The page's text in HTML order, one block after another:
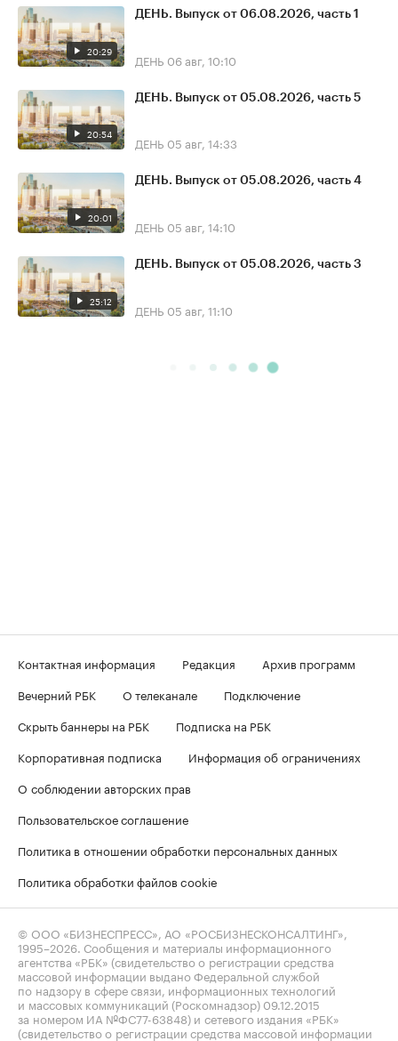
20:29
ДЕНЬ. Выпуск от 06.08.2026, часть 1
ДЕНЬ 06 авг, 10:10
20:54
ДЕНЬ. Выпуск от 05.08.2026, часть 5
ДЕНЬ 05 авг, 14:33
20:01
ДЕНЬ. Выпуск от 05.08.2026, часть 4
ДЕНЬ 05 авг, 14:10
25:12
ДЕНЬ. Выпуск от 05.08.2026, часть 3
ДЕНЬ 05 авг, 11:10
Контактная информация Редакция
Архив программ
Вечерний РБК
О телеканале
Подключение
Скрыть баннеры на РБК
Подписка на РБК
Корпоративная подписка
Информация об ограничениях
О соблюдении авторских прав
Пользовательское соглашение
Политика в отношении обработки персональных данных
Политика обработки файлов cookie
© ООО «БИЗНЕСПРЕСС», АО «РОСБИЗНЕСКОНСАЛТИНГ»,
1995–2026 . Сообщения и материалы информационного
агентства «РБК» (свидетельство о регистрации средства
массовой информации выдано Федеральной службой
по надзору в сфере связи, информационных технологий
и массовых коммуникаций (Роскомнадзор) 09.12.2015
за номером ИА №ФС77-63848) и сетевого издания «РБК»
(свидетельство о регистрации средства массовой информации